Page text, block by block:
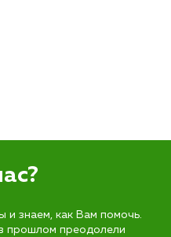
и знаем, как Вам помочь.
прошлом преодолели